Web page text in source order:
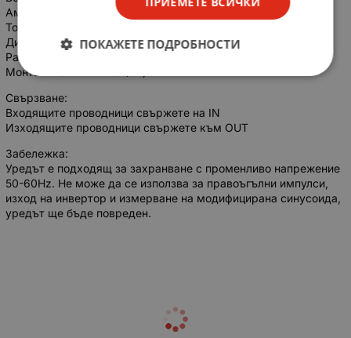
Амперметър обхват: AC 0.00-99.9A
Точност: 1% +/- 2 цифри
Дисплей: LED
Размери: 37 х 85 мм
Монтаж: на DIN шина (2P)
Свързване:
Входящите проводници свържете на IN
Изходящите проводници свържете към OUT
Забележка:
Уредът е подходящ за захранване с променливо напрежение
50-60Hz. Не може да се използва за правоъгълни импулси,
изход на инвертор и измерване на модифицирана синусоида,
уредът ще бъде повреден.
ПОКАЖЕТЕ ПОДРОБНОСТИ